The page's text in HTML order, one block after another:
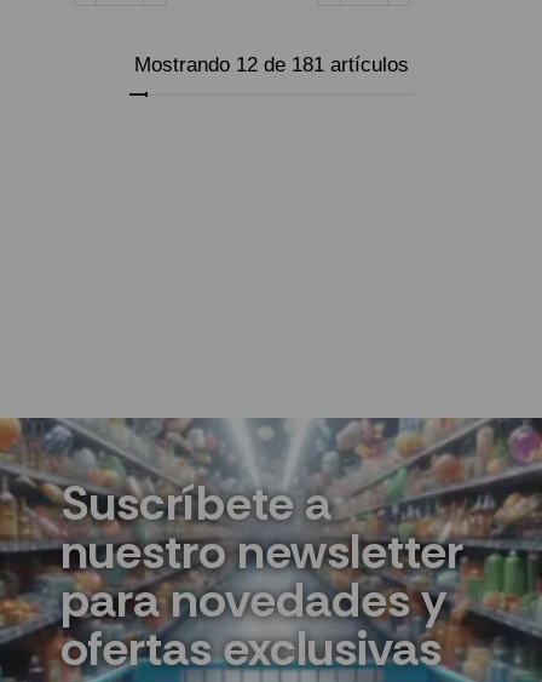
Mostrando 12 de 181 artículos
Suscríbete a
nuestro newsletter
para novedades y
ofertas exclusivas